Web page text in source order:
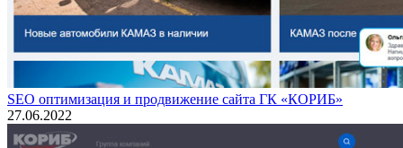
SEO оптимизация и продвижение сайта ГК «КОРИБ»
27.06.2022